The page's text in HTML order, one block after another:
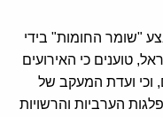
"שומר החומות" בידי
טוענים כי האירועים
ספונטניים, וכי ועדת המעקב של
הערביות והרשויות